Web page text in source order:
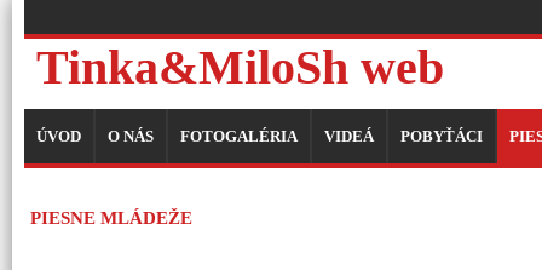
Tinka&MiloSh web
ÚVOD O NÁS FOTOGALÉRIA VIDEÁ POBYŤÁCI
PIESNE MLÁDEŽE